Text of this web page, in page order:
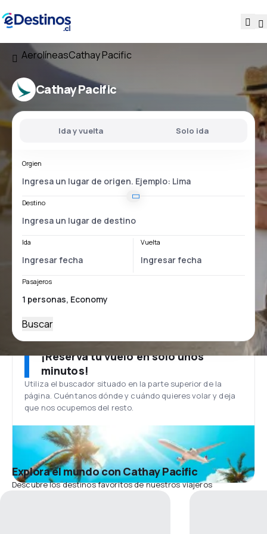
AerolíneasCathay Pacific
Cathay Pacific
Ida y vuelta Solo ida
Orgien
Destino
Ida Vuelta
Pasajeros
Buscar
¡Reserva tu vuelo en solo unos
minutos!
Utiliza el buscador situado en la parte superior de la
página. Cuéntanos dónde y cuándo quieres volar y deja
que nos ocupemos del resto.
Explora el mundo con Cathay Pacific
Descubre los destinos favoritos de nuestros viajeros